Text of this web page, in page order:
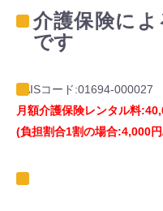
介護保険に
です
TAISコード:01694-000027
月額介護保険レンタル料
(負担割合1割の場合:4,000